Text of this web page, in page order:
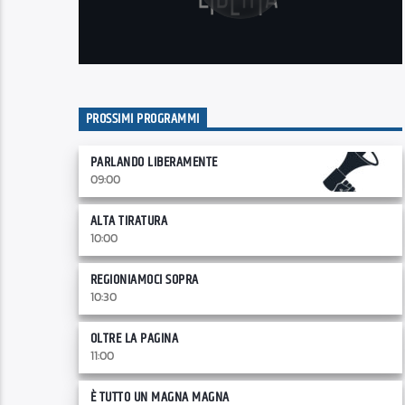
PROSSIMI PROGRAMMI
PARLANDO LIBERAMENTE
09:00
ALTA TIRATURA
10:00
REGIONIAMOCI SOPRA
10:30
OLTRE LA PAGINA
11:00
È TUTTO UN MAGNA MAGNA